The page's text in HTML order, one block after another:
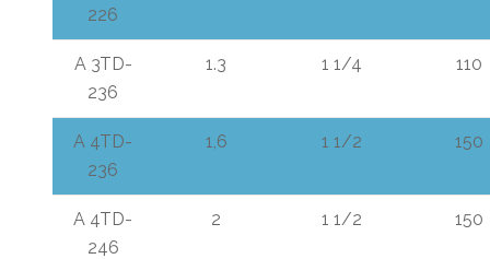
226
A 3TD-
236
1.3 1 1/4 110
A 4TD-
236
1,6 1 1/2 150
A 4TD-
246
2 1 1/2 150